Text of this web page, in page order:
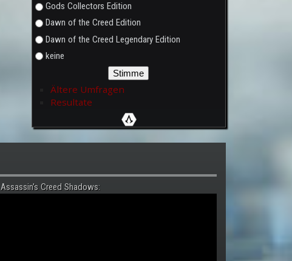
Gods Collectors Edition
Dawn of the Creed Edition
Dawn of the Creed Legendary Edition
keine
Ältere Umfragen
Resultate
Assassin's Creed Shadows: